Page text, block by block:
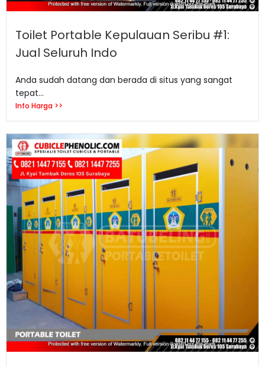
Toilet Portable Kepulauan Seribu #1:
Jual Seluruh Indo
Anda sudah datang dan berada di situs yang sangat
tepat...
Info Harga >>